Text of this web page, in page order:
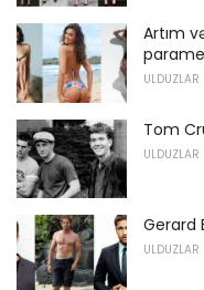
Artım
ULDUZLAR
Tom
ULDUZLAR
Gerard
ULDUZLAR